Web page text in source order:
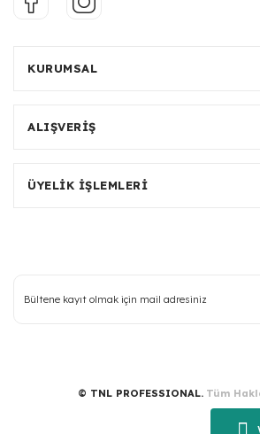
KURUMSAL
ALIŞVERİŞ
ÜYELİK İŞLEMLERİ
© TNL PROFESSIONAL. Tüm